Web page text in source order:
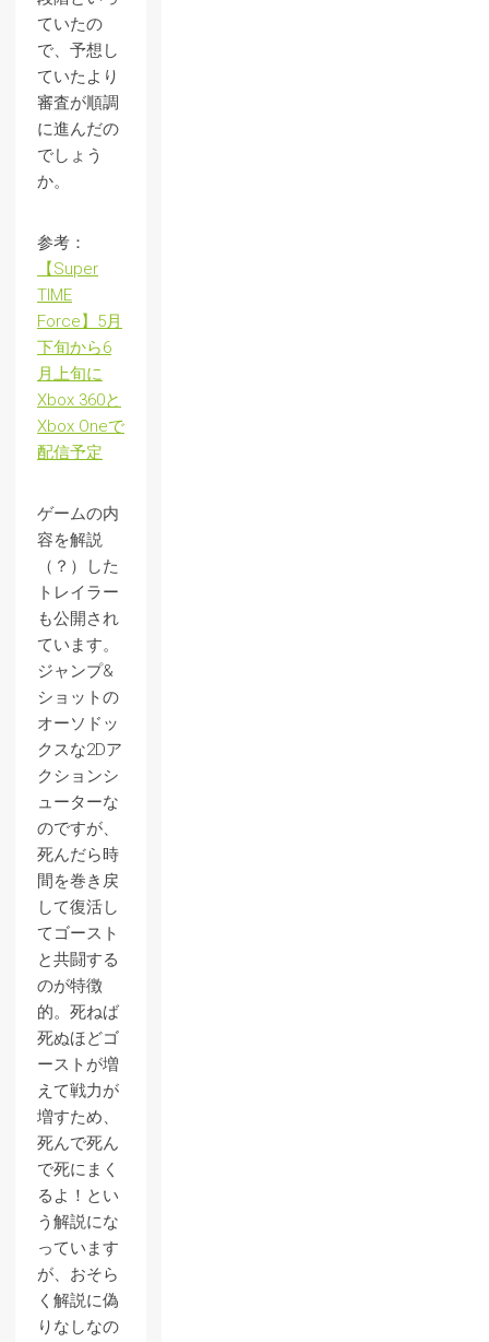
ていたの
で、予想し
ていたより
審査が順調
に進んだの
でしょう
か。
参考：
【Super
TIME
Force】5月
下旬から6
月上旬に
Xbox 360と
Xbox Oneで
配信予定
ゲームの内
容を解説
（？）した
トレイラー
も公開され
ています。
ジャンプ&
ショットの
オーソドッ
クスな2Dア
クションシ
ューターな
のですが、
死んだら時
間を巻き戻
して復活し
てゴースト
と共闘する
のが特徴
的。死ねば
死ぬほどゴ
ーストが増
えて戦力が
増すため、
死んで死ん
で死にまく
るよ！とい
う解説にな
っています
が、おそら
く解説に偽
りなしなの